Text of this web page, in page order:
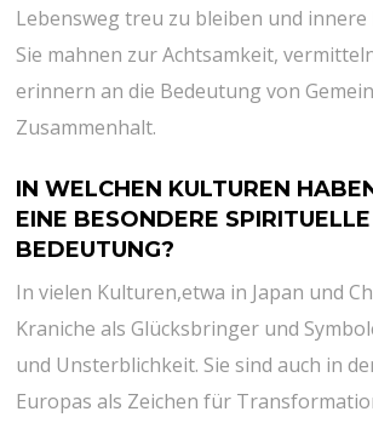
Lebensweg treu zu bleiben und innere
Sie mahnen zur Achtsamkeit,
erinnern ‍an​ die⁣ Bedeutung von
Zusammenhalt.
IN⁣ WELCHEN KULTUREN
EINE BESONDERE​ SPIRITUELLE
BEDEUTUNG?
In‌ vielen Kulturen,etwa in Japan und
Kraniche als Glücksbringer und
und Unsterblichkeit. Sie ‌sind auch in
Europas als Zeichen für